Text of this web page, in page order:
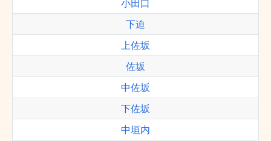
小田口
下迫
上佐坂
佐坂
中佐坂
下佐坂
中垣内